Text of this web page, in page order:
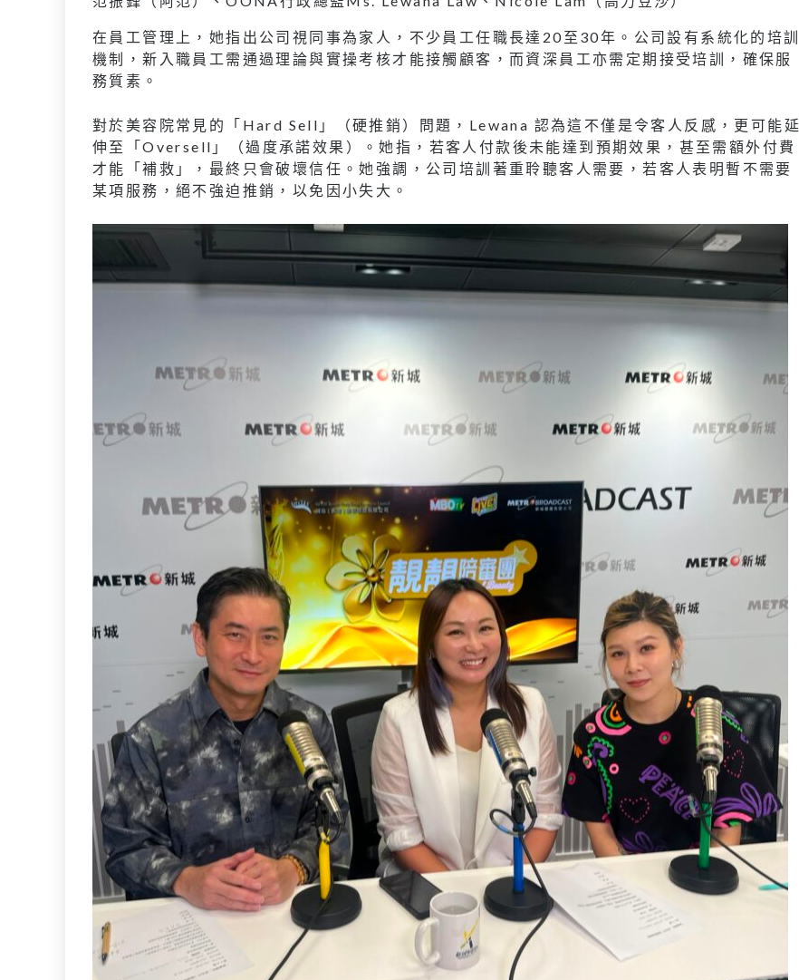
在員工管理上，她指出公司視同事為家人，不少員工任職長達20至30年。公司設有系統化的培訓
機制，新入職員工需通過理論與實操考核才能接觸顧客，而資深員工亦需定期接受培訓，確保服
務質素。
對於美容院常見的「Hard Sell」（硬推銷）問題，Lewana 認為這不僅是令客人反感，更可能延
伸至「Oversell」（過度承諾效果）。她指，若客人付款後未能達到預期效果，甚至需額外付費
才能「補救」，最終只會破壞信任。她強調，公司培訓著重聆聽客人需要，若客人表明暫不需要
某項服務，絕不強迫推銷，以免因小失大。